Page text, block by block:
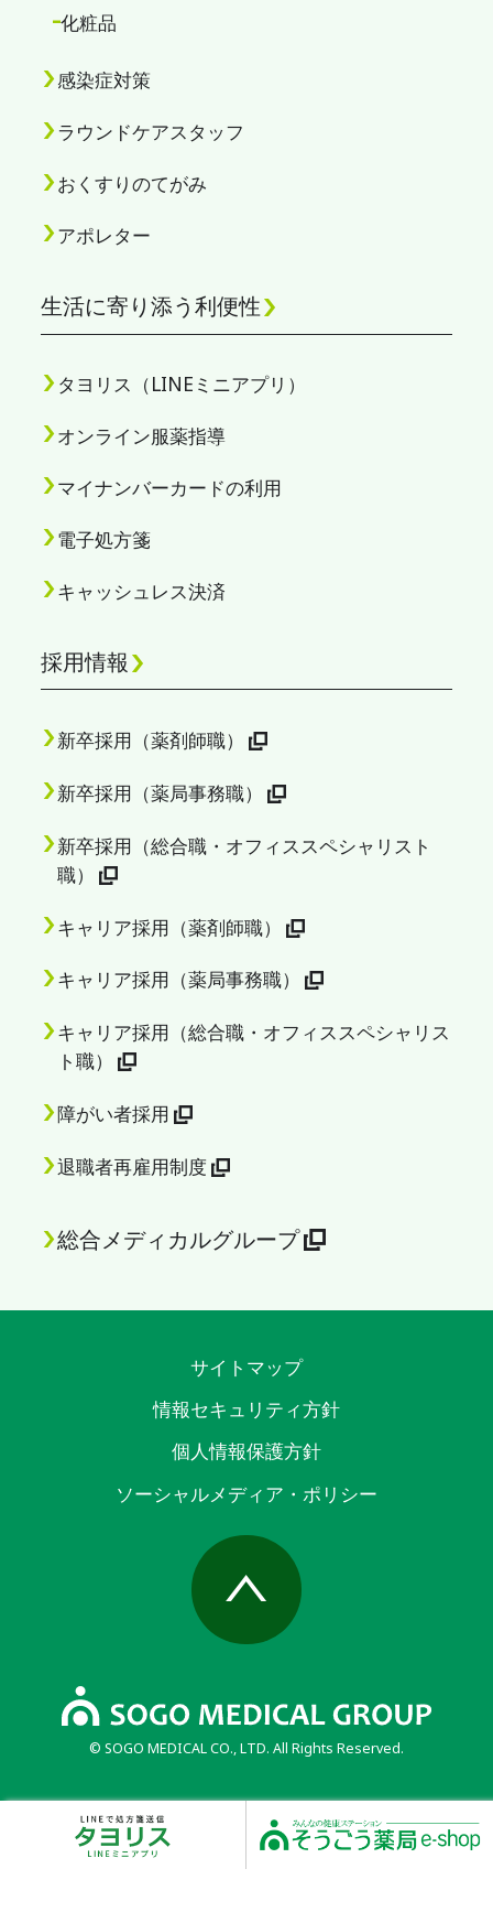
化粧品
感染症対策
ラウンドケアスタッフ
おくすりのてがみ
アポレター
生活に寄り添う利便性
タヨリス（LINEミニアプリ）
オンライン服薬指導
マイナンバーカードの利用
電子処方箋
キャッシュレス決済
採用情報
新卒採用（薬剤師職）
新卒採用（薬局事務職）
新卒採用（総合職・オフィススペシャリスト
職）
キャリア採用（薬剤師職）
キャリア採用（薬局事務職）
キャリア採用（総合職・オフィススペシャリス
ト職）
障がい者採用
退職者再雇用制度
総合メディカルグループ
サイトマップ
情報セキュリティ方針
個人情報保護方針
ソーシャルメディア・ポリシー
© SOGO MEDICAL CO., LTD. All Rights Reserved.